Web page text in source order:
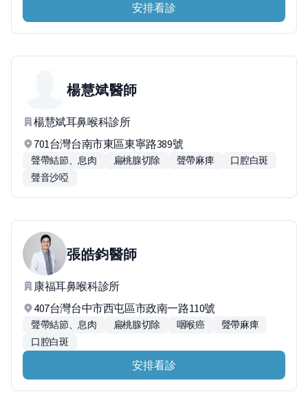
安排看診
楊慧斌醫師
楊慧斌耳鼻喉科診所
701台灣台南市東區東寧路389號
聲帶結節、息肉 扁桃腺切除 聲帶麻痺
口腔白斑
聲音沙啞
張皓鈞醫師
康福耳鼻喉科診所
407台灣台中市西屯區市政南一路110號
聲帶結節、息肉 扁桃腺切除 咽喉癌
聲帶麻痺
口腔白斑
安排看診